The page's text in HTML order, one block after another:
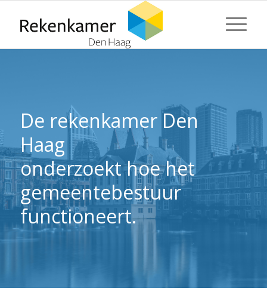
⬇ Blok overslaan
De rekenkamer Den
Haag
onderzoekt hoe het
gemeentebestuur
functioneert.